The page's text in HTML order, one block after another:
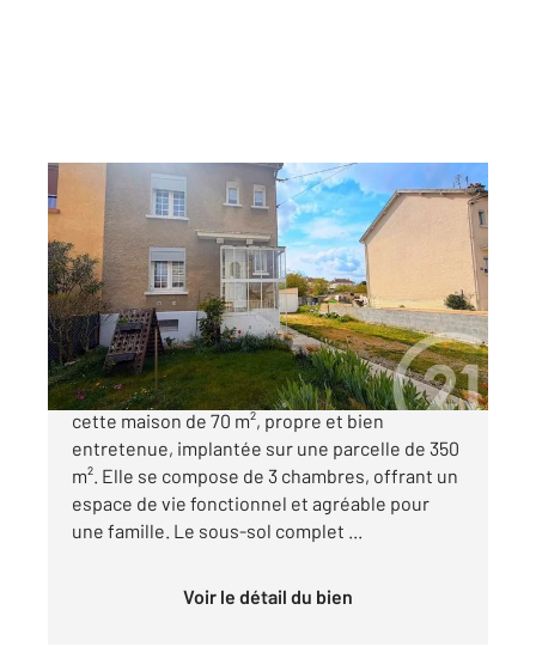
CHALONS EN CHAMPAGNE 51
70 m
, 4 pièces
Ref : 8219
Maison à vendre
149 000 €
À Châlons-en-Champagne, venez découvrir
cette maison de 70 m², propre et bien
entretenue, implantée sur une parcelle de 350
m². Elle se compose de 3 chambres, offrant un
espace de vie fonctionnel et agréable pour
une famille. Le sous-sol complet ...
Voir le détail du bien